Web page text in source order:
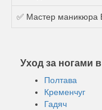
✅ Мастер маникюра
Уход за ногами
Полтава
Кременчуг
Гадяч